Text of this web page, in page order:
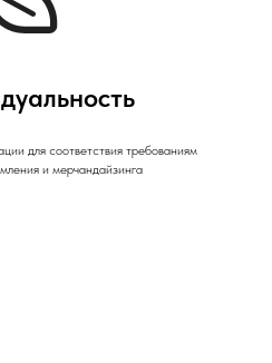
для соответствия требованиям
и мерчандайзинга